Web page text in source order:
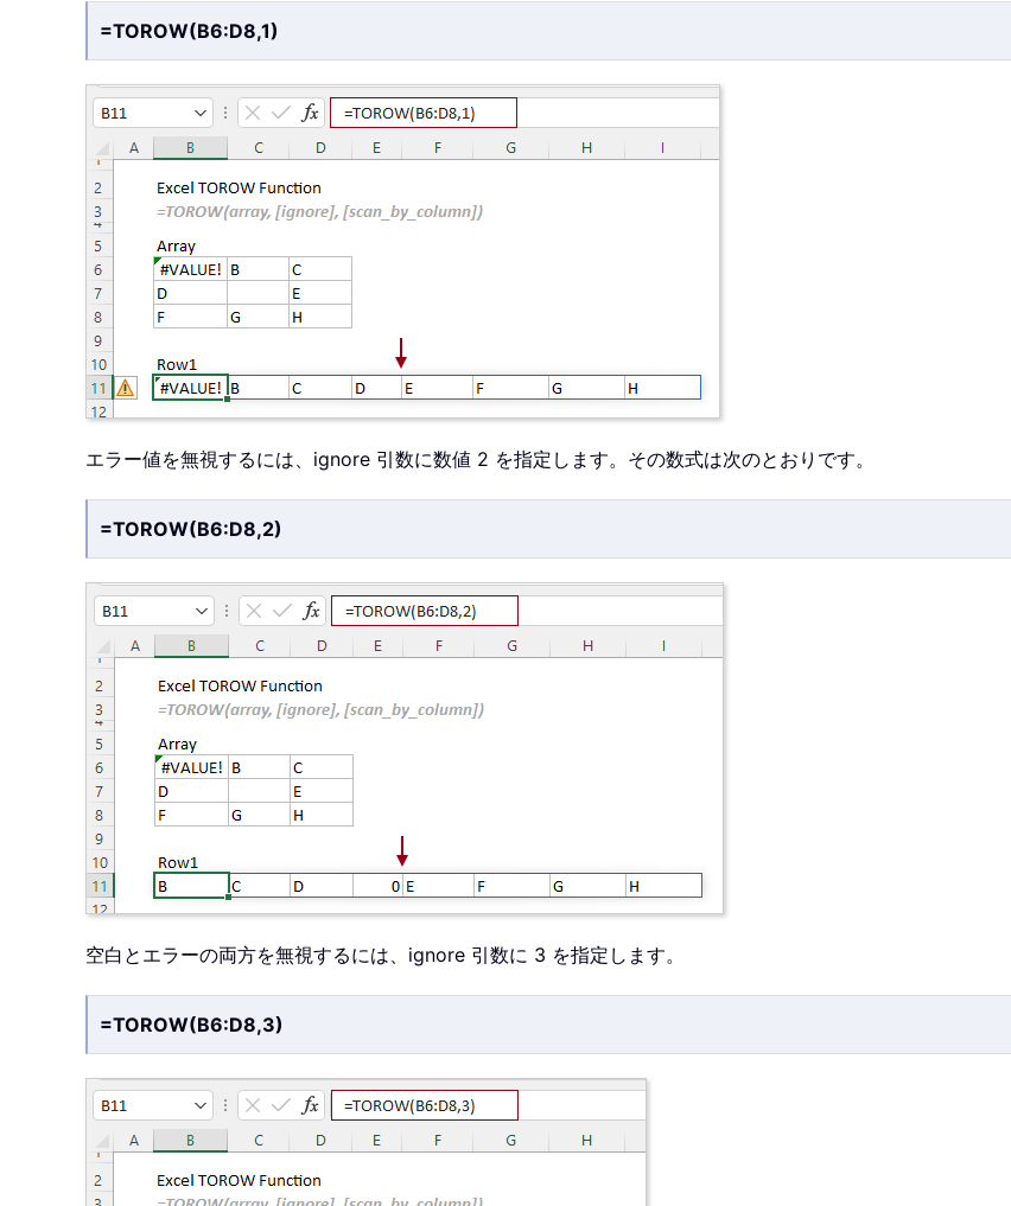
=TOROW(B6:D8,1)
エラー値を無視するには、ignore 引数に数値 2 を指定します。その数式は次のとおりです。
=TOROW(B6:D8,2)
空白とエラーの両方を無視するには、ignore 引数に 3 を指定します。
=TOROW(B6:D8,3)